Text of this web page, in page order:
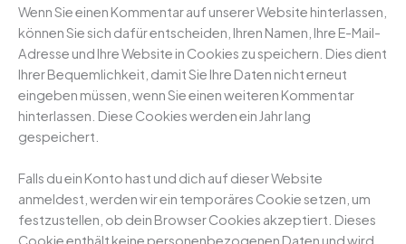
Wenn Sie einen Kommentar auf unserer Website hinterlassen,
können Sie sich dafür entscheiden, Ihren Namen, Ihre E-Mail-
Adresse und Ihre Website in Cookies zu speichern. Dies dient
Ihrer Bequemlichkeit, damit Sie Ihre Daten nicht erneut
eingeben müssen, wenn Sie einen weiteren Kommentar
hinterlassen. Diese Cookies werden ein Jahr lang
gespeichert.
Falls du ein Konto hast und dich auf dieser Website
anmeldest, werden wir ein temporäres Cookie setzen, um
festzustellen, ob dein Browser Cookies akzeptiert. Dieses
Cookie enthält keine personenbezogenen Daten und wird